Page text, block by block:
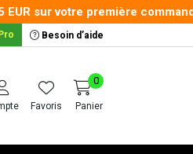
EUR sur votre première
Besoin d’aide
Favoris Panier
0